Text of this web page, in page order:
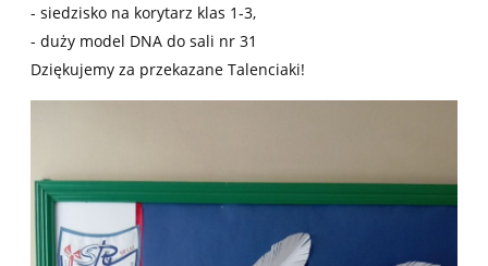
- siedzisko na korytarz klas 1-3,
- duży model DNA do sali nr 31
Dziękujemy za przekazane Talenciaki!